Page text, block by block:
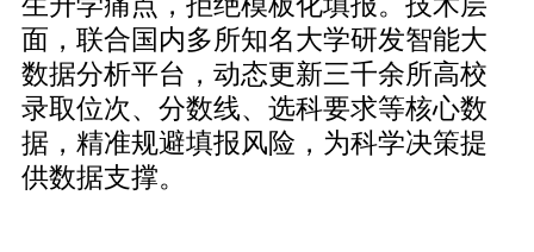
面，联合国内多所知名大学研发智能大
数据分析平台，动态更新三千余所高校
录取位次、分数线、选科要求等核心数
据，精准规避填报风险，为科学决策提
供数据支撑。